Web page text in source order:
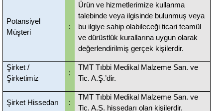
Potansiyel
Müşteri
:
Ürün ve hizmetlerimize kullanma
talebinde veya ilgisinde bulunmuş veya
bu ilgiye sahip olabileceği ticari teamül
ve dürüstlük kurallarına uygun olarak
değerlendirilmiş gerçek kişilerdir.
Şirket /
Şirketimiz
:
TMT Tıbbi Medikal Malzeme San. ve
Tic. A.Ş.’dir.
Şirket Hissedarı :
TMT Tıbbi Medikal Malzeme San. ve
Tic. A.Ş. hissedarı olan kişilerdir.